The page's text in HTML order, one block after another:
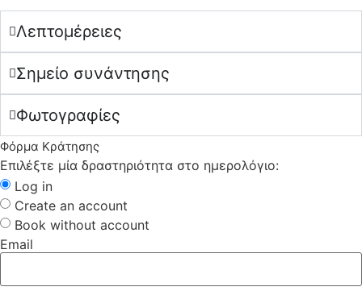
Λεπτομέρειες
Σημείο συνάντησης
Φωτογραφίες
Φόρμα Κράτησης
Επιλέξτε μία δραστηριότητα στο ημερολόγιο:
Log in
Create an account
Book without account
Email